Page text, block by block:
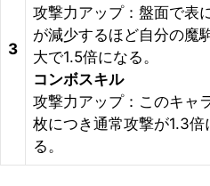
3
攻撃力アップ：盤面で表
が減少するほど自分の魔
大で1.5倍になる。
コンボスキル
攻撃力アップ：このキャ
枚につき通常攻撃が1.3
る。